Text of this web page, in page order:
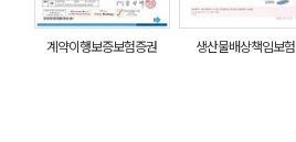
계약이행보증보험증권 생산물배상책임보험